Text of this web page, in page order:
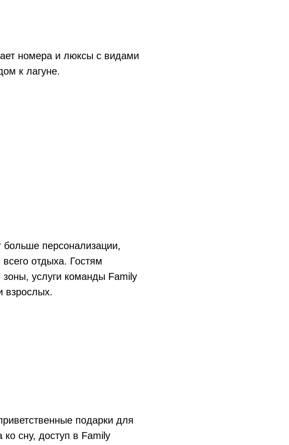
номера и люксы с видами
к лагуне.
больше персонализации,
отдыха. Гостям
услуги команды Family
взрослых.
подарки для
сну, доступ в Family